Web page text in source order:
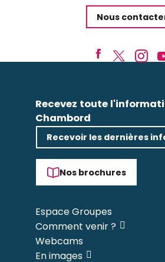
Nous
Recevez toute
Chambord
Recevoir les dernières
Nos brochures
Espace Groupes
Comment venir ?
Webcams
En images